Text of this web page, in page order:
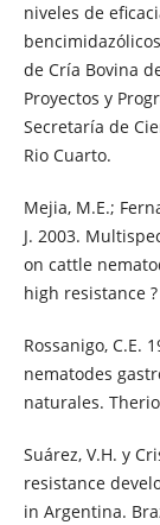
niveles de
de Cría Bovina
Proyectos y
Secretaría de
Rio Cuarto.
Mejia, M.E.;
J. 2003.
on cattle
high resistance
Rossanigo, C.E.
nematodes
naturales.
Suárez, V.H. y
resistance
in Argentina.